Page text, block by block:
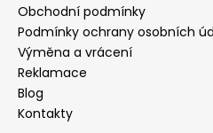
Obchodní podmínky
Podmínky ochrany osobních
Výměna a vrácení
Reklamace
Blog
Kontakty